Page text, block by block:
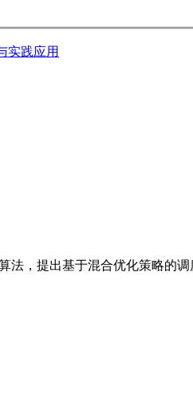
实践应用
，提出基于混合优化策略的调